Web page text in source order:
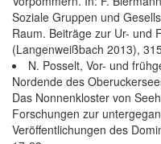
Soziale Gruppen und
Raum. Beiträge zur Ur- und
(Langenweißbach 2013),
N. Posselt, Vor- und
Nordende des
Das Nonnenkloster von
Forschungen zur
Veröffentlichungen des